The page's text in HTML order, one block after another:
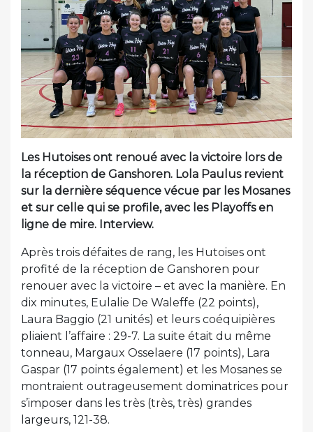
Les Hutoises ont renoué avec la victoire lors de
la réception de Ganshoren. Lola Paulus revient
sur la dernière séquence vécue par les Mosanes
et sur celle qui se profile, avec les Playoffs en
ligne de mire. Interview.
Après trois défaites de rang, les Hutoises ont
profité de la réception de Ganshoren pour
renouer avec la victoire – et avec la manière. En
dix minutes, Eulalie De Waleffe (22 points),
Laura Baggio (21 unités) et leurs coéquipières
pliaient l’affaire : 29-7. La suite était du même
tonneau, Margaux Osselaere (17 points), Lara
Gaspar (17 points également) et les Mosanes se
montraient outrageusement dominatrices pour
s’imposer dans les très (très, très) grandes
largeurs, 121-38.